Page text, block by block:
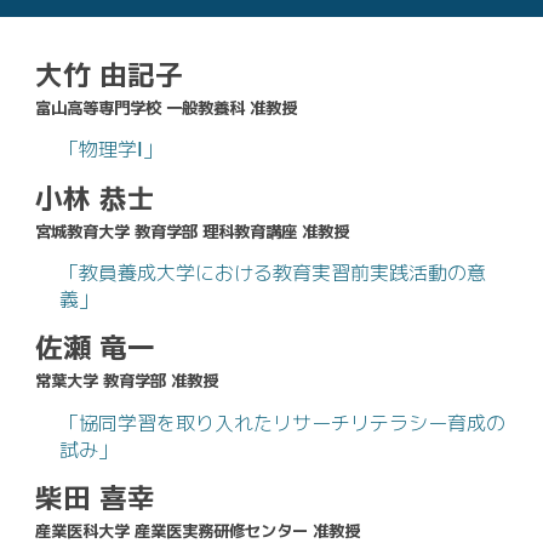
大竹 由記子
富山高等専門学校 一般教養科 准教授
「物理学Ⅰ」
小林 恭士
宮城教育大学 教育学部 理科教育講座 准教授
「教員養成大学における教育実習前実践活動の意
義」
佐瀬 竜一
常葉大学 教育学部 准教授
「協同学習を取り入れたリサーチリテラシー育成の
試み」
柴田 喜幸
産業医科大学 産業医実務研修センター 准教授